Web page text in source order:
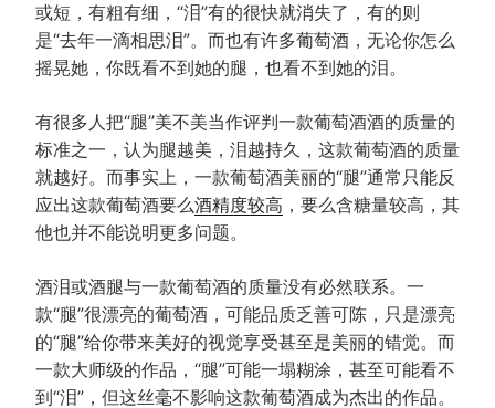
或短，有粗有细，“泪”有的很快就消失了，有的则
是“去年一滴相思泪”。而也有许多葡萄酒，无论你怎么
摇晃她，你既看不到她的腿，也看不到她的泪。
有很多人把“腿”美不美当作评判一款葡萄酒酒的质量的
标准之一，认为腿越美，泪越持久，这款葡萄酒的质量
就越好。而事实上，一款葡萄酒美丽的“腿”通常只能反
应出这款葡萄酒要么酒精度较高 ，要么含糖量较高，其
他也并不能说明更多问题。
酒泪或酒腿与一款葡萄酒的质量没有必然联系。一
款“腿”很漂亮的葡萄酒，可能品质乏善可陈，只是漂亮
的“腿”给你带来美好的视觉享受甚至是美丽的错觉。而
一款大师级的作品，“腿”可能一塌糊涂，甚至可能看不
到“泪”，但这丝毫不影响这款葡萄酒成为杰出的作品。